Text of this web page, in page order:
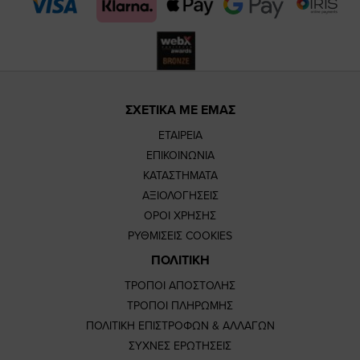
ΣΧΕΤΙΚΑ ΜΕ ΕΜΑΣ
ΕΤΑΙΡΕΙΑ
ΕΠΙΚΟΙΝΩΝΙΑ
ΚΑΤΑΣΤΗΜΑΤΑ
ΑΞΙΟΛΟΓΗΣΕΙΣ
ΟΡΟΙ ΧΡΗΣΗΣ
ΡΥΘΜΙΣΕΙΣ COOKIES
ΠΟΛΙΤΙΚΗ
ΤΡΟΠΟΙ ΑΠΟΣΤΟΛΗΣ
ΤΡΟΠΟΙ ΠΛΗΡΩΜΗΣ
ΠΟΛΙΤΙΚΗ ΕΠΙΣΤΡΟΦΩΝ & ΑΛΛΑΓΩΝ
ΣΥΧΝΕΣ ΕΡΩΤΗΣΕΙΣ